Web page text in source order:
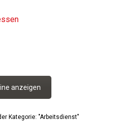
anzeigen
Kategorie: "Arbeitsdienst"